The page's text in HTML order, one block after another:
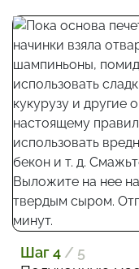
Шаг 4 / 5